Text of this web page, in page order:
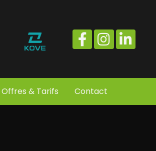
Offres & Tarifs Contact